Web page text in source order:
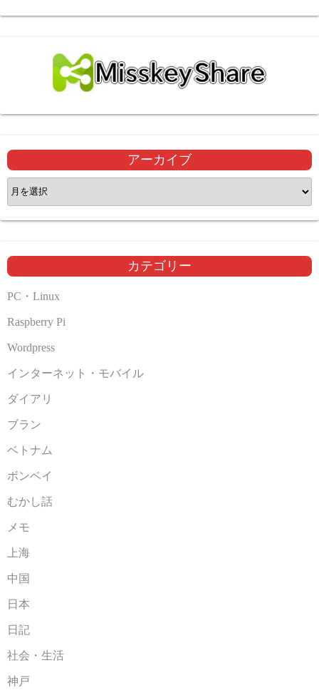
アーカイブ
ア
ー
カ
ブ
カテゴリー
PC・Linux
Raspberry Pi
Wordpress
インターネット・モバイル
ダイアリ
ブラン
ベトナム
ボンベイ
むかし話
メモ
上海
中国
日本
日記
社会・生活
神戸